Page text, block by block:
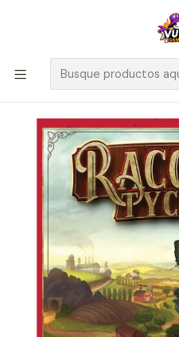
🚀 ¡Despachamos a todo Chile!
$100.000 y a RM sobre $35.000
Inicio Juegos de
Raccoon